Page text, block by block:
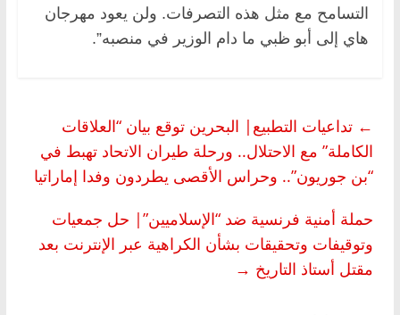
التسامح مع مثل هذه التصرفات. ولن يعود مهرجان
هاي إلى أبو ظبي ما دام الوزير في منصبه”.
← تداعيات التطبيع| البحرين توقع بيان “العلاقات
الكاملة” مع الاحتلال.. ورحلة طيران الاتحاد تهبط في
“بن جوريون”.. وحراس الأقصى يطردون وفدا إماراتيا
حملة أمنية فرنسية ضد “الإسلاميين”| حل جمعيات
وتوقيفات وتحقيقات بشأن الكراهية عبر الإنترنت بعد
مقتل أستاذ التاريخ →